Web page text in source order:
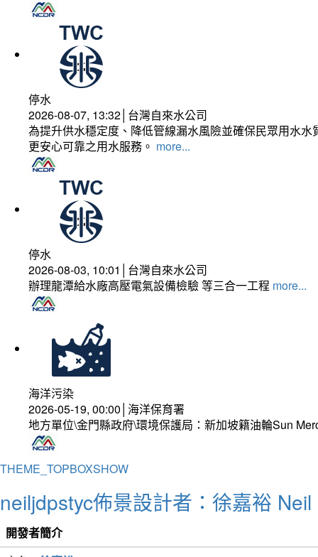
停水
2026-08-07, 13:32│台灣自來水公司
為提升供水穩定度、降低管線漏水風險並確保民眾用水
更安心可靠之用水服務。 more...
停水
2026-08-03, 10:01│台灣自來水公司
辦理龍潭給水廠高壓電氣設備檢驗 等三合一工程 more...
海洋污染
2026-05-19, 00:00│海洋保育署
地方單位\金門縣政府\環境保護局：新加坡籍油輪Sun
THEME_TOPBOXSHOW
neiljdpstyc佈景設計者：徐嘉裕
開發者簡介